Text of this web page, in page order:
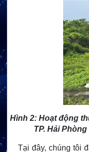
Hình 2: Hoạt động
TP. Hải
Tại đây, chúng tôi